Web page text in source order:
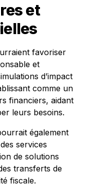
et
favoriser
et
d’impact
comme un
financiers, aidant
leurs besoins.
également
services
de solutions
transferts de
fiscale.